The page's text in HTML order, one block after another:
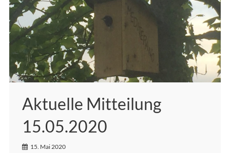
Aktuelle Mitteilung
15.05.2020
15. Mai 2020